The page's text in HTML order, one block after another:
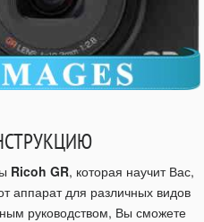
Ricoh GR, которая научит Вас,
аппарат для различных видов
руководством, Вы сможете